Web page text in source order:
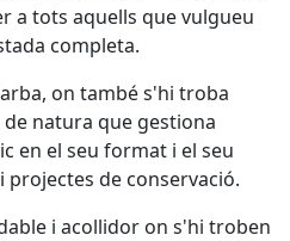
a tots aquells que vulgueu
completa.
on també s'hi troba
de natura que gestiona
en el seu format i el seu
de conservació.
i acollidor on s'hi troben